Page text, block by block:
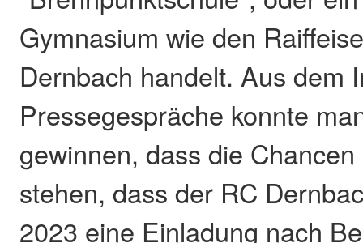
Gymnasium wie den
Dernbach handelt. Aus dem
Pressegespräche konnte
gewinnen, dass die
stehen, dass der RC
2023 eine Einladung nach